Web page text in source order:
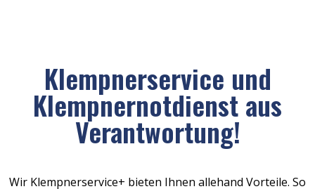
Klempnerservice und
Klempnernotdienst aus
Verantwortung!
Wir Klempnerservice+ bieten Ihnen allehand Vorteile. So